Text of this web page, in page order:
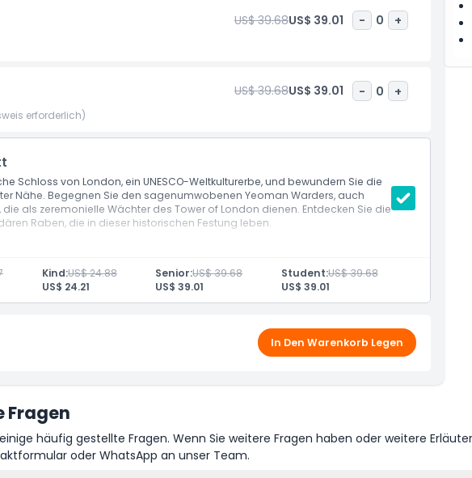
US$ 39.68US$ 39.01 - 0 +
US$ 39.68US$ 39.01 - 0 +
erforderlich)
Schloss von London, ein UNESCO-Weltkulturerbe, und bewundern Sie die
Nähe. Begegnen Sie den sagenumwobenen Yeoman Warders, auch
als zeremonielle Wächter des Tower of London dienen. Entdecken Sie die
Raben, die in dieser historischen Festung leben.
der Kronjuwelen.
Kind:US$ 24.88
US$ 24.21
Senior:US$ 39.68
US$ 39.01
Student:US$ 39.68
US$ 39.01
In Den Warenkorb Legen
Fragen
häufig gestellte Fragen. Wenn Sie weitere Fragen haben oder weitere
oder WhatsApp an unser Team.